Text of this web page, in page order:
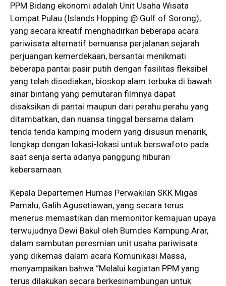
PPM Bidang ekonomi adalah Unit Usaha Wisata
Lompat Pulau (Islands Hopping @ Gulf of Sorong),
yang secara kreatif menghadirkan beberapa acara
pariwisata alternatif bernuansa perjalanan sejarah
perjuangan kemerdekaan, bersantai menikmati
beberapa pantai pasir putih dengan fasilitas fleksibel
yang telah disediakan, bioskop alam terbuka di bawah
sinar bintang yang pemutaran filmnya dapat
disaksikan di pantai maupun dari perahu perahu yang
ditambatkan, dan nuansa tinggal bersama dalam
tenda tenda kamping modern yang disusun menarik,
lengkap dengan lokasi-lokasi untuk berswafoto pada
saat senja serta adanya panggung hiburan
kebersamaan.
Kepala Departemen Humas Perwakilan SKK Migas
Pamalu, Galih Agusetiawan, yang secara terus
menerus memastikan dan memonitor kemajuan upaya
terwujudnya Dewi Bakul oleh Bumdes Kampung Arar,
dalam sambutan peresmian unit usaha pariwisata
yang dikemas dalam acara Komunikasi Massa,
menyampaikan bahwa “Melalui kegiatan PPM yang
terus dilakukan secara berkesinambungan untuk